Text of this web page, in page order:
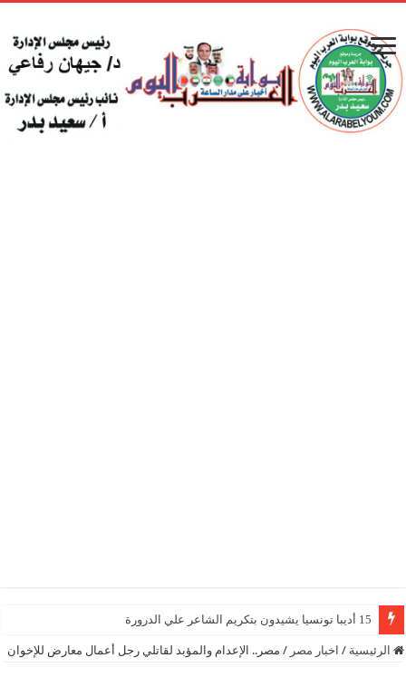
15 أديبا تونسيا يشيدون بتكريم الشاعر علي الدرورة
الرئيسية / اخبار مصر / مصر.. الإعدام والمؤبد لقاتلي رجل أعمال معارض للإخوان